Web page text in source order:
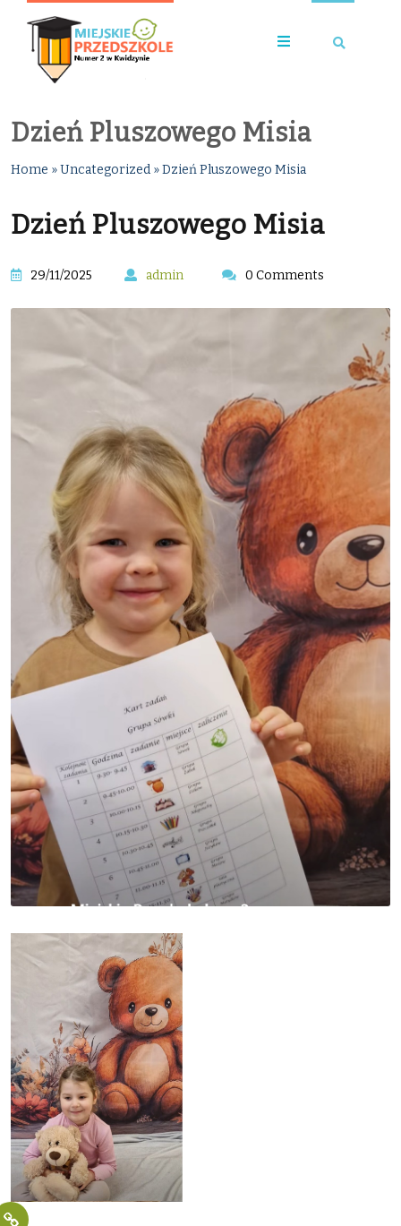
Dzień Pluszowego Misia
Home »Uncategorized »Dzień Pluszowego Misia
Dzień Pluszowego Misia
29/11/2025 admin 0 Comments